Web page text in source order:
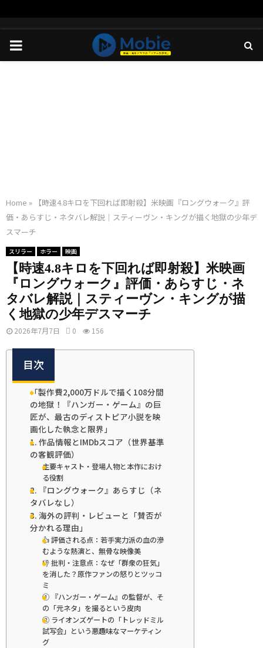
PRIMARY
Home »
【時速4.8キロを下回れば即射殺】米映画『ロングウォーク』評
価・あらすじ・ネタバレ解説｜スティーヴン・キングが描く地獄の少年デ
スマーチ
スリラー ホラー 映画
【時速4.8キロを下回れば即射殺】米映画
『ロングウォーク』評価・あらすじ・ネ
タバレ解説｜スティーヴン・キングが描
く地獄の少年デスマーチ
2026年7月7日 0 156
目次
「製作費2,000万ドルで描く108分間
の地獄！『ハンガー・ゲーム』の巨
匠が、最古のディストピア小説を映
画化した執念と限界」
1. 作品情報とIMDbスコア（世界基準
の客観評価）
主要キャスト・登場人物と本作におけ
る役割
2. 『ロングウォーク』あらすじ（ネ
タバレなし）
3. 海外の評判・レビューと「賛否が
分かれる理由」
👍 評価される点：若手実力派の血の滲
むような熱演と、無骨な映像美
👎 批判・注意点：なぜ「群衆の狂気」
を消した？原作ファンの怒りとツッコ
ミ
① 『ハンガー・ゲーム』の監督が、そ
の「元ネタ」を撮るという皮肉
② ライオンズゲートの「トレッドミル
試写会」という悪趣味なマーケティン
グ